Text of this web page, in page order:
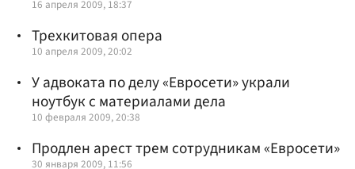
16 апреля 2009, 18:37
Трехкитовая опера
10 апреля 2009, 20:02
У адвоката по делу «Евросети» украли
ноутбук с материалами дела
10 февраля 2009, 20:38
Продлен арест трем сотрудникам «Евросети»
30 января 2009, 11:56